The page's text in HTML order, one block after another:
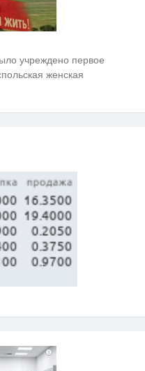
учреждено первое
женская
i